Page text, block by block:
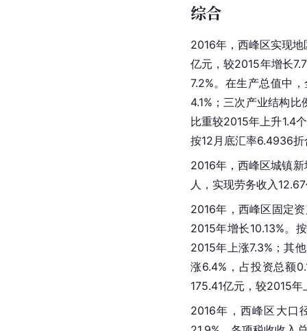
综合
2016年，西峰区实现地
亿元，较2015年增长
7.2%。在生产总值中
4.1%；三次产业结构
比重较2015年上升1.4
按12月底汇率6.4936
2016年，西峰区城镇
人，实现劳务收入
2016年，西峰区固定
2015年增长10.13%。
2015年上涨7.3%；其
涨6.4%，占投资总额
175.41亿元，较2015
2016年，西峰区大口